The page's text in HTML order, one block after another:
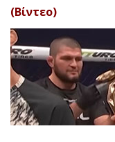
(Βίντεο)